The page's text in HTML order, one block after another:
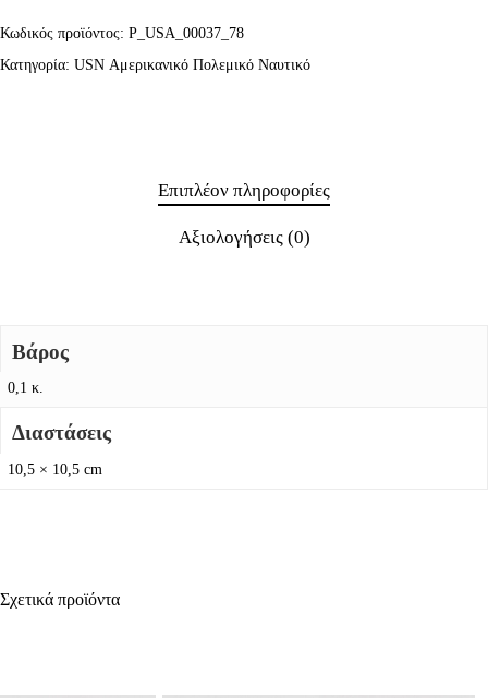
Κωδικός προϊόντος: P_USA_00037_78
Κατηγορία: USN Αμερικανικό Πολεμικό Ναυτικό
Επιπλέον πληροφορίες
Αξιολογήσεις (0)
Βάρος
0,1 κ.
Διαστάσεις
10,5 × 10,5 cm
Σχετικά προϊόντα